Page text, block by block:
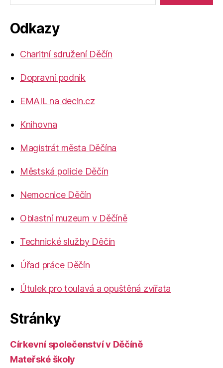
Odkazy
Charitní sdružení Děčín
Dopravní podnik
EMAIL na decin.cz
Knihovna
Magistrát města Děčína
Městská policie Děčín
Nemocnice Děčín
Oblastní muzeum v Děčíně
Technické služby Děčín
Úřad práce Děčín
Útulek pro toulavá a opuštěná zvířata
Stránky
Církevní společenství v Děčíně
Mateřské školy